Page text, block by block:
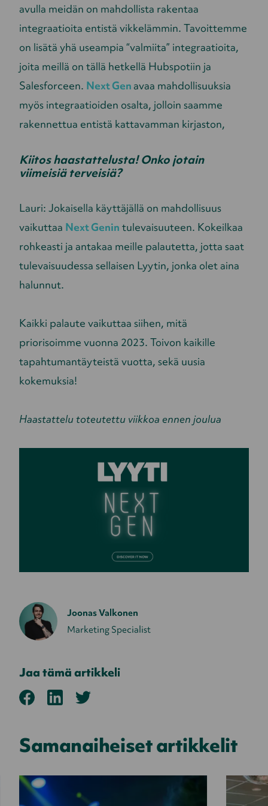
avulla meidän on mahdollista rakentaa
integraatioita entistä vikkelämmin. Tavoittemme
on lisätä yhä useampia “valmiita” integraatioita,
joita meillä on tällä hetkellä Hubspotiin ja
Salesforceen. Next Gen avaa mahdollisuuksia
myös integraatioiden osalta, jolloin saamme
rakennettua entistä kattavamman kirjaston,
Kiitos haastattelusta! Onko jotain
viimeisiä terveisiä?
Lauri: Jokaisella käyttäjällä on mahdollisuus
vaikuttaa Next Genin tulevaisuuteen. Kokeilkaa
rohkeasti ja antakaa meille palautetta, jotta saat
tulevaisuudessa sellaisen Lyytin, jonka olet aina
halunnut.
Kaikki palaute vaikuttaa siihen, mitä
priorisoimme vuonna 2023. Toivon kaikille
tapahtumantäyteistä vuotta, sekä uusia
kokemuksia!
Haastattelu toteutettu viikkoa ennen joulua
Joonas Valkonen
Marketing Specialist
Jaa tämä artikkeli
Samanaiheiset artikkelit